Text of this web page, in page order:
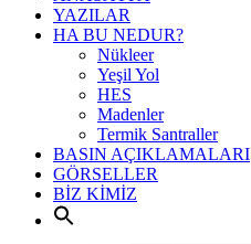
YAZILAR
HA BU NEDUR?
Nükleer
Yeşil Yol
HES
Madenler
Termik Santraller
BASIN AÇIKLAMALARI
GÖRSELLER
BİZ KİMİZ